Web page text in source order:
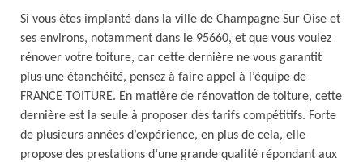
Si vous êtes implanté dans la ville de Champagne Sur Oise et
ses environs, notamment dans le 95660, et que vous voulez
rénover votre toiture, car cette dernière ne vous garantit
plus une étanchéité, pensez à faire appel à l’équipe de
FRANCE TOITURE. En matière de rénovation de toiture, cette
dernière est la seule à proposer des tarifs compétitifs. Forte
de plusieurs années d’expérience, en plus de cela, elle
propose des prestations d’une grande qualité répondant aux